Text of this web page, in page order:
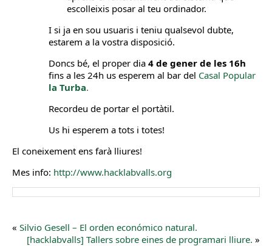
escolleixis posar al teu ordinador.
I si ja en sou usuaris i teniu qualsevol dubte,
estarem a la vostra disposició.
Doncs bé, el proper dia 4 de gener de les 16h
fins a les 24h us esperem al bar del Casal Popular
la Turba.
Recordeu de portar el portàtil.
Us hi esperem a tots i totes!
El coneixement ens farà lliures!
Mes info: http://www.hacklabvalls.org
« Silvio Gesell – El orden económico natural.
[hacklabvalls] Tallers sobre eines de programari lliure. »